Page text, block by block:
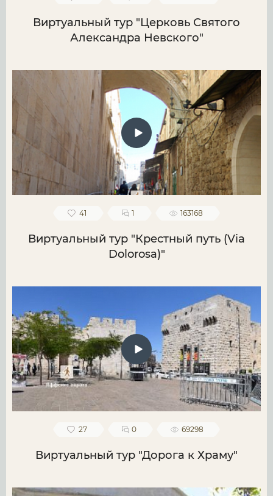
Виртуальный тур "Церковь Святого
Александра Невского"
41 1 163168
Виртуальный тур "Крестный путь (Via
Dolorosa)"
27 0 69298
Виртуальный тур "Дорога к Храму"